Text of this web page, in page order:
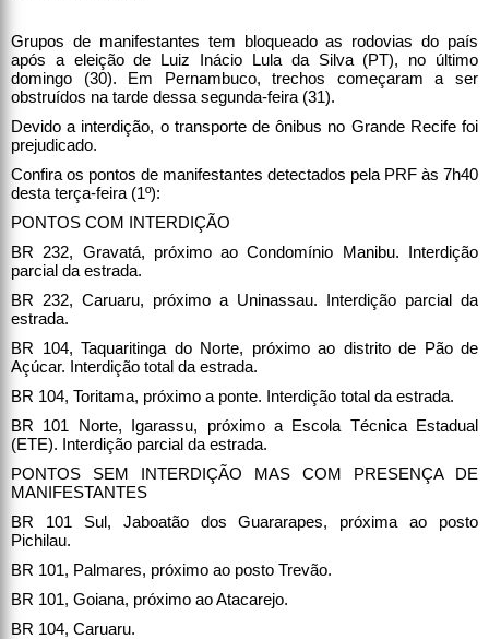
Grupos de manifestantes tem bloqueado as rodovias do país
após a eleição de Luiz Inácio Lula da Silva (PT), no último
domingo (30). Em Pernambuco, trechos começaram a ser
obstruídos na tarde dessa segunda-feira (31).
Devido a interdição, o transporte de ônibus no Grande Recife foi
prejudicado.
Confira os pontos de manifestantes detectados pela PRF às 7h40
desta terça-feira (1º):
PONTOS COM INTERDIÇÃO
BR 232, Gravatá, próximo ao Condomínio Manibu. Interdição
parcial da estrada.
BR 232, Caruaru, próximo a Uninassau. Interdição parcial da
estrada.
BR 104, Taquaritinga do Norte, próximo ao distrito de Pão de
Açúcar. Interdição total da estrada.
BR 104, Toritama, próximo a ponte. Interdição total da estrada.
BR 101 Norte, Igarassu, próximo a Escola Técnica Estadual
(ETE). Interdição parcial da estrada.
PONTOS SEM INTERDIÇÃO MAS COM PRESENÇA DE
MANIFESTANTES
BR 101 Sul, Jaboatão dos Guararapes, próxima ao posto
Pichilau.
BR 101, Palmares, próximo ao posto Trevão.
BR 101, Goiana, próximo ao Atacarejo.
BR 104, Caruaru.